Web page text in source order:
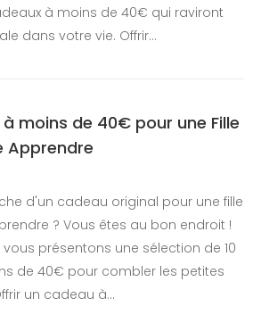
à moins de 40€ qui raviront
dans votre vie. Offrir…
moins de 40€ pour une Fille
Apprendre
d'un cadeau original pour une fille
? Vous êtes au bon endroit !
présentons une sélection de 10
de 40€ pour combler les petites
un cadeau à…